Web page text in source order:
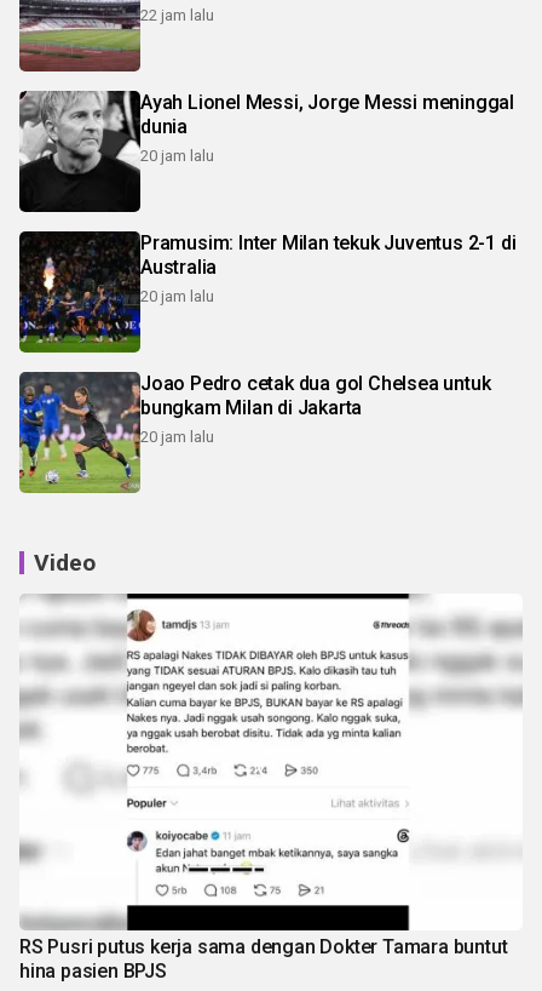
22 jam lalu
Ayah Lionel Messi, Jorge Messi meninggal
dunia
20 jam lalu
Pramusim: Inter Milan tekuk Juventus 2-1 di
Australia
20 jam lalu
Joao Pedro cetak dua gol Chelsea untuk
bungkam Milan di Jakarta
20 jam lalu
Video
RS Pusri putus kerja sama dengan Dokter Tamara buntut
hina pasien BPJS